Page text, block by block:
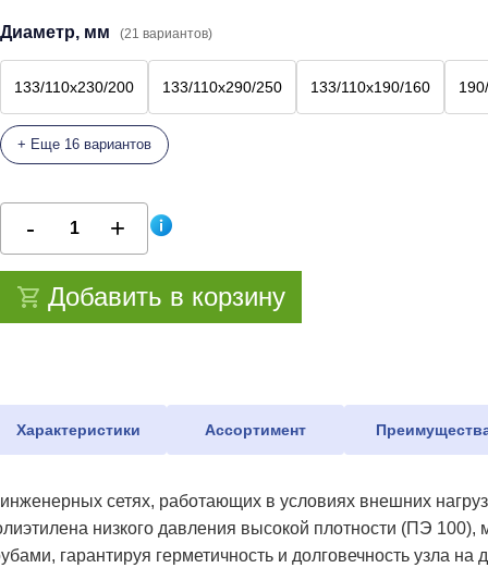
Диаметр, мм (21 вариантов)
133/110х230/200 133/110х290/250 133/110х190/160
+ Еще 16 вариантов
Добавить в корзину
Характеристики Ассортимент
сетях, работающих в условиях внешних
низкого давления высокой плотности (ПЭ
гарантируя герметичность и долговечность узла на